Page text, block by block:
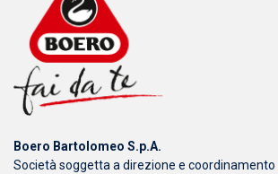
Boero Bartolomeo S.p.A.
Società soggetta a direzione e coordinamento